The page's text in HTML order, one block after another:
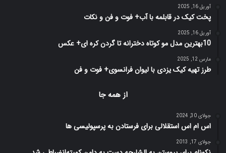
آوریل 16, 2025
پخت کیک در قابلمه با آب+ فوت و فن و نکات
آوریل 16, 2025
10بهترین مدل مو کوتاه دخترانه تا گردن کره ای+ عکس
مارس 12, 2025
طرز تهیه کیک یزدی با لیوان فرانسوی+ فوت و فن
از همه جا
جولای 30, 2024
اس ام اس استقلالی برای فرستادن به پرسپولیسی ها
جولای 17, 2013